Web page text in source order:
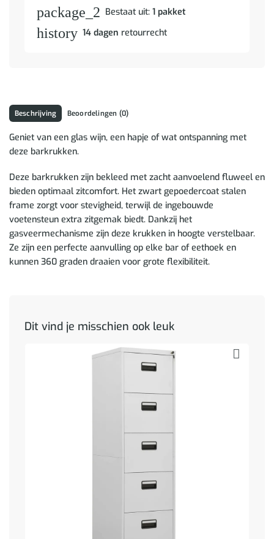
package_2 Bestaat uit: 1 pakket
history 14 dagen retourrecht
Beschrijving Beoordelingen (0)
Geniet van een glas wijn, een hapje of wat ontspanning met
deze barkrukken.
Deze barkrukken zijn bekleed met zacht aanvoelend fluweel en
bieden optimaal zitcomfort. Het zwart gepoedercoat stalen
frame zorgt voor stevigheid, terwijl de ingebouwde
voetensteun extra zitgemak biedt. Dankzij het
gasveermechanisme zijn deze krukken in hoogte verstelbaar.
Ze zijn een perfecte aanvulling op elke bar of eethoek en
kunnen 360 graden draaien voor grote flexibiliteit.
Dit vind je misschien ook leuk